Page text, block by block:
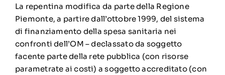
La repentina modifica da parte della Regione
Piemonte, a partire dall’ottobre 1999, del sistema
di finanziamento della spesa sanitaria nei
confronti dell’OM – declassato da soggetto
facente parte della rete pubblica (con risorse
parametrate ai costi) a soggetto accreditato (con